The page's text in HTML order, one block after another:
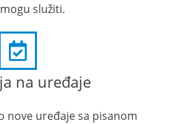
služiti.
na uređaje
nove uređaje sa pisanom